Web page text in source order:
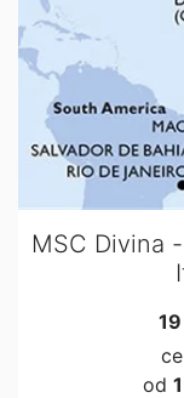
MSC Divina
19
od